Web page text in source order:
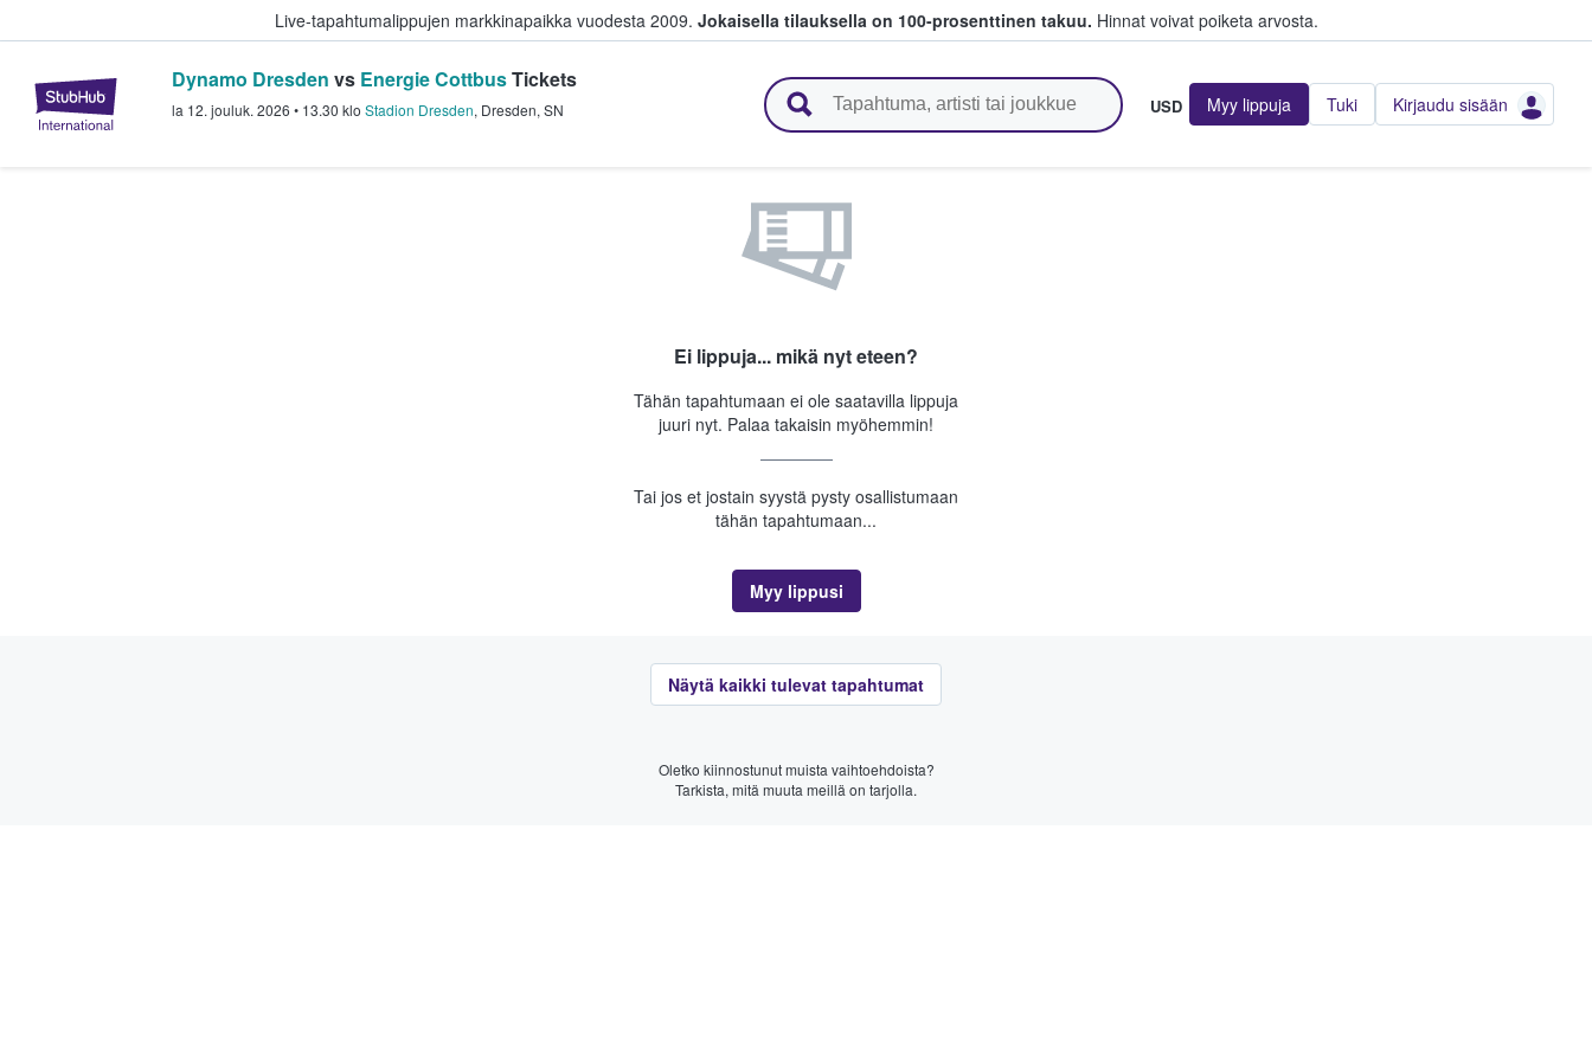
Live-tapahtumalippujen markkinapaikka vuodesta 2009. Jokaisella tilauksella on 100-prosenttinen takuu. Hinnat voivat poiketa arvosta.
StubHub - missä fanit ostavat ja myyvät lippuja
Dynamo Dresden vs Energie CottbusTickets
la 12. jouluk. 2026 • 13.30 klo Stadion Dresden, Dresden, SN USD Myy lippuja Tuki Kirjaudu sisään
Ei lippuja... mikä nyt eteen?
Tähän tapahtumaan ei ole saatavilla lippuja
juuri nyt. Palaa takaisin myöhemmin!
Tai jos et jostain syystä pysty osallistumaan
tähän tapahtumaan...
Myy lippusi
Näytä kaikki tulevat tapahtumat
Oletko kiinnostunut muista vaihtoehdoista?
Tarkista, mitä muuta meillä on tarjolla.